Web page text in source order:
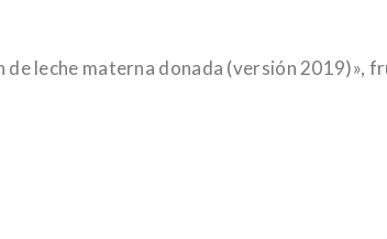
leche materna donada (versión 2019)»,